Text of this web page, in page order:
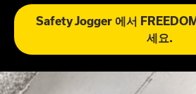
Safety Jogger 에서
세요.